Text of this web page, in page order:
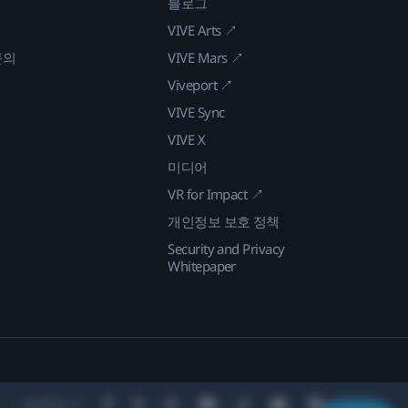
VIVE Arts ↗
VIVE Mars ↗
Viveport ↗
VIVE Sync
VIVE X
미디어
VR for Impact ↗
개인정보 보호 정책
Security and Privacy
Whitepaper